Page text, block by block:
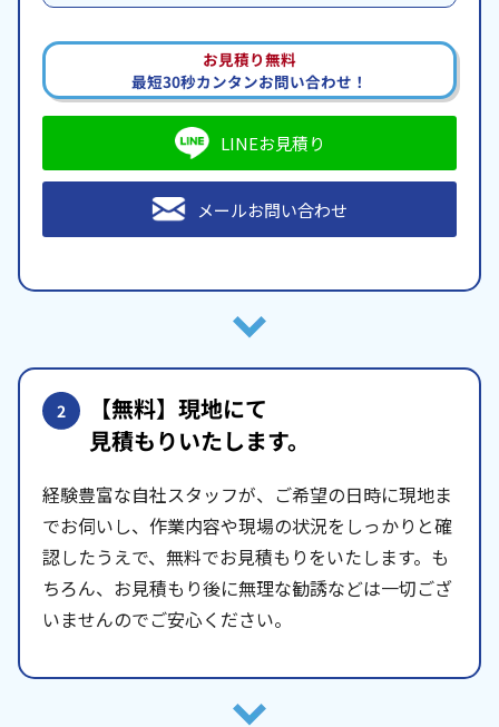
お見積り無料
最短30秒カンタンお問い合わせ！
LINEお見積り
メールお問い合わせ
2 【無料】現地にて
見積もりいたします。
経験豊富な自社スタッフが、ご希望の日時に現地ま
でお伺いし、作業内容や現場の状況をしっかりと確
認したうえで、無料でお見積もりをいたします。も
ちろん、お見積もり後に無理な勧誘などは一切ござ
いませんのでご安心ください。